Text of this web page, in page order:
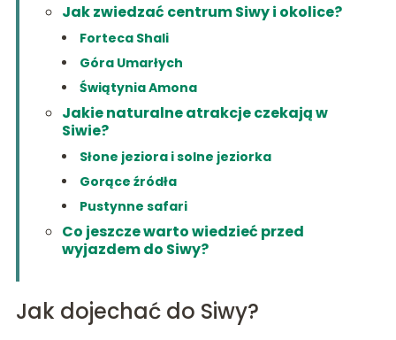
Jak zwiedzać centrum Siwy i okolice?
Forteca Shali
Góra Umarłych
Świątynia Amona
Jakie naturalne atrakcje czekają w
Siwie?
Słone jeziora i solne jeziorka
Gorące źródła
Pustynne safari
Co jeszcze warto wiedzieć przed
wyjazdem do Siwy?
Jak dojechać do Siwy?